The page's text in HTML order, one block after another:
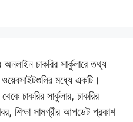
অনলাইন চাকরির সার্কুলারে তথ্য
ওয়েবসাইটগুলির মধ্যে একটি।
চাকরির সার্কুলার, চাকরির
শিক্ষা সামগ্রীর আপডেট প্রকাশ